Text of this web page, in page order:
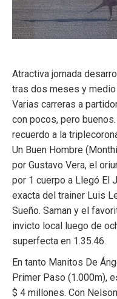
Atractiva jornada
tras dos meses y
Varias carreras a
con pocos, pero
recuerdo a la
Un Buen Hombre
por Gustavo Vera, el
por 1 cuerpo a Llegó El
exacta del trainer Luis
Sueño. Saman y el
invicto local luego de
superfecta en 1.35.46.
En tanto Manitos De
Primer Paso (1.000m),
$ 4 millones. Con